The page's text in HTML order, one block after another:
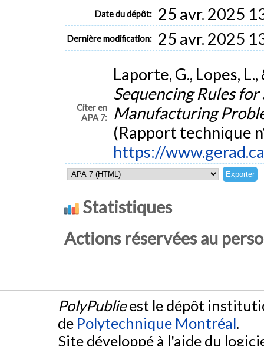
Date du dépôt: 25 avr. 2025
Dernière modification: 25 avr. 2025
Citer en
APA 7:
Laporte, G., Lopes,
Sequencing Rules for
Manufacturing
(Rapport technique
https://
Statistiques
Actions réservées au
PolyPublieest le dépôt
de Polytechnique Montréal.
Site développé à l'aide du